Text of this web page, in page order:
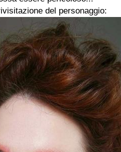
del personaggio: